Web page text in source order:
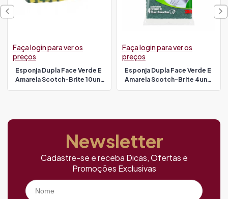
Esponja Dupla Face Verde E
Amarela Scotch-Brite 10un
Faça login para ver os
preços
Esponja Dupla Face Verde E
Amarela Scotch-Brite 4un
Faça login para ver os
preços
Newsletter
Cadastre-se e receba Dicas, Ofertas e
Promoções Exclusivas